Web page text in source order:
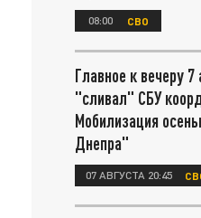
08:00 СВО
Главное к вечеру
"сливал" СБУ
Мобилизация
Днепра"
07 АВГУСТА 20:45